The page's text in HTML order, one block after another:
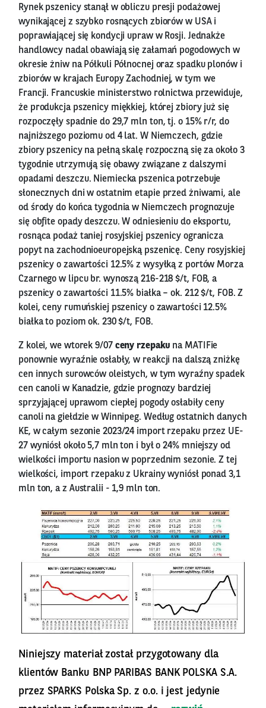
Rynek pszenicy stanął w obliczu presji podażowej
wynikającej z szybko rosnących zbiorów w USA i
poprawiającej się kondycji upraw w Rosji. Jednakże
handlowcy nadal obawiają się załamań pogodowych w
okresie żniw na Półkuli Północnej oraz spadku plonów i
zbiorów w krajach Europy Zachodniej, w tym we
Francji. Francuskie ministerstwo rolnictwa przewiduje,
że produkcja pszenicy miękkiej, której zbiory już się
rozpoczęły spadnie do 29,7 mln ton, tj. o 15% r/r, do
najniższego poziomu od 4 lat. W Niemczech, gdzie
zbiory pszenicy na pełną skalę rozpoczną się za około 3
tygodnie utrzymują się obawy związane z dalszymi
opadami deszczu. Niemiecka pszenica potrzebuje
słonecznych dni w ostatnim etapie przed żniwami, ale
od środy do końca tygodnia w Niemczech prognozuje
się obfite opady deszczu. W odniesieniu do eksportu,
rosnąca podaż taniej rosyjskiej pszenicy ogranicza
popyt na zachodnioeuropejską pszenicę. Ceny rosyjskiej
pszenicy o zawartości 12.5% z wysyłką z portów Morza
Czarnego w lipcu br. wynoszą 216-218 $/t, FOB, a
pszenicy o zawartości 11.5% białka – ok. 212 $/t, FOB. Z
kolei, ceny rumuńskiej pszenicy o zawartości 12.5%
białka to poziom ok. 230 $/t, FOB.
Z kolei, we wtorek 9/07 ceny rzepaku na MATIFie
ponownie wyraźnie osłabły, w reakcji na dalszą zniżkę
cen innych surowców oleistych, w tym wyraźny spadek
cen canoli w Kanadzie, gdzie prognozy bardziej
sprzyjającej uprawom ciepłej pogody osłabiły ceny
canoli na giełdzie w Winnipeg. Według ostatnich danych
KE, w całym sezonie 2023/24 import rzepaku przez UE-
27 wyniósł około 5,7 mln ton i był o 24% mniejszy od
wielkości importu nasion w poprzednim sezonie. Z tej
wielkości, import rzepaku z Ukrainy wyniósł ponad 3,1
mln ton, a z Australii - 1,9 mln ton.
Niniejszy materiał został przygotowany dla
klientów Banku BNP PARIBAS BANK POLSKA S.A.
przez SPARKS Polska Sp. z o.o. i jest jedynie